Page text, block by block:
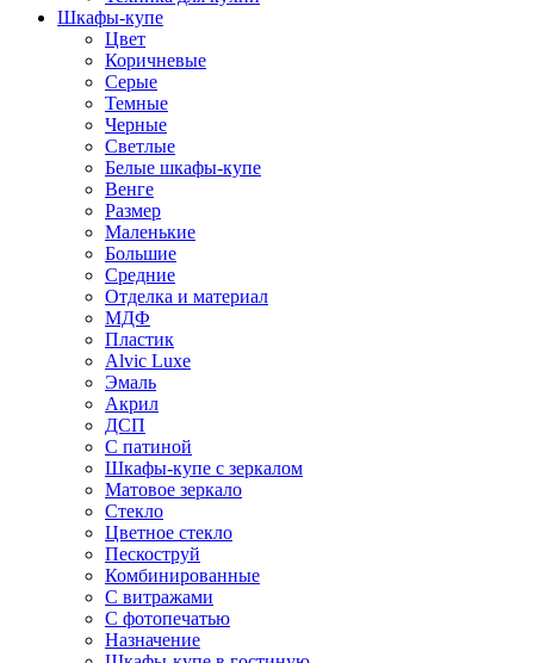
Шкафы-купе
Цвет
Коричневые
Серые
Темные
Черные
Светлые
Белые шкафы-купе
Венге
Размер
Маленькие
Большие
Средние
Отделка и материал
МДФ
Пластик
Alvic Luxe
Эмаль
Акрил
ДСП
С патиной
Шкафы-купе с зеркалом
Матовое зеркало
Стекло
Цветное стекло
Пескоструй
Комбинированные
С витражами
С фотопечатью
Назначение